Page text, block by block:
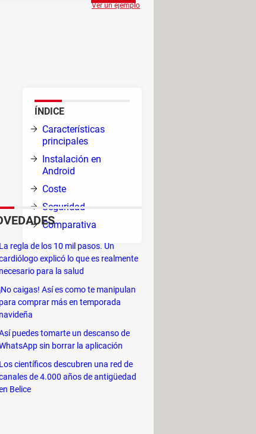
gratis.
que también podrás ver
ÍNDICE
Características
principales
Instalación en
Android
Coste
Seguridad
Comparativa
tarde.
tiene una guía de TV
, para
lo más interesante de
Ver un ejemplo
La regla de los 10 mil pasos. Un
explicó lo que es realmente
necesario para la salud
¡No caigas! Así es como te manipulan
para comprar más en temporada
navideña
puedes tomarte un descanso de
sin borrar la aplicación
Los científicos descubren una red de
de 4.000 años de antigüedad
Belice